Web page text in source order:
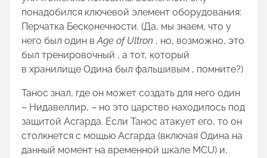
понадобился ключевой элемент оборудования:
Перчатка Бесконечности. (Да, мы знаем, что у
него был один вAge of Ultron , но, возможно, это
был тренировочный , а тот, который
в хранилище Одина был фальшивым , помните?)
Танос знал, где он может создать для него один
– Нидавеллир, – но это царство находилось под
защитой Асгарда. Если Танос атакует его, то он
столкнется с мощью Асгарда (включая Одина на
данный момент на временной шкале MCU) и,